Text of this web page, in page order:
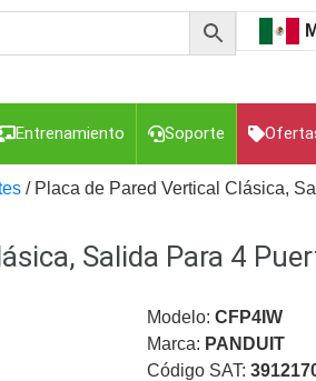
Entrenamiento Soporte
para Computadora y
Gabinetes de Acero para DVR y NVR
y Brackets para CámarasPartes o
Transceptores de Video
/ Placa de Pared Vertical Clásica,
Salida Para 4
Modelo: CFP4IW
Marca: PANDUIT
Código SAT: